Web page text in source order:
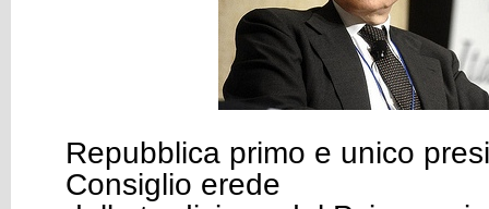
Repubblica primo e unico
Consiglio erede